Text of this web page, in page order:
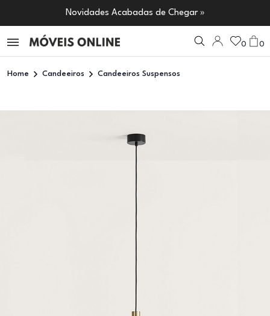
Novidades Acabadas de Chegar »
0 0
Home Candeeiros Candeeiros Suspensos